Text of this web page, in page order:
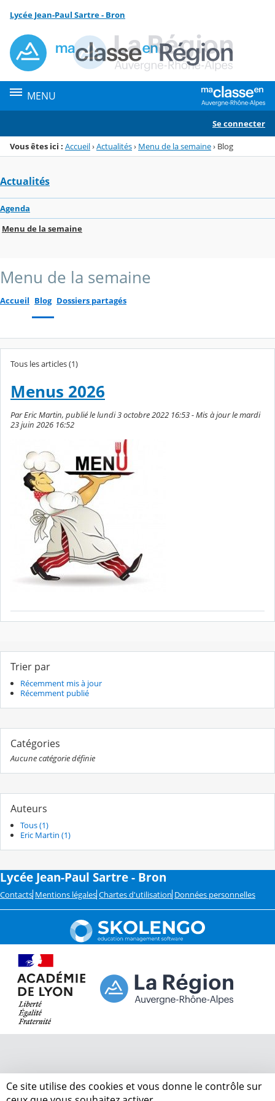
Menu de la rubrique
Contenu
Lycée Jean-Paul Sartre - Bron
MENU
Se connecter
Vous êtes ici : Accueil›Actualités› Menu de la semaine› Blog
Actualités
Agenda
Menu de la semaine
Menu de la semaine
Accueil Blog Dossiers partagés
Tous les articles (1)
Menus 2026
Par Eric Martin, publié le lundi 3 octobre 2022 16:53 - Mis à jour le mardi
23 juin 2026 16:52
Trier par
Récemment mis à jour
Récemment publié
Catégories
Aucune catégorie définie
Auteurs
Tous (1)
Eric Martin (1)
Lycée Jean-Paul Sartre - Bron
Contacts Mentions légales Chartes d'utilisation Données personnelles
Ce site utilise des cookies et vous donne le contrôle sur